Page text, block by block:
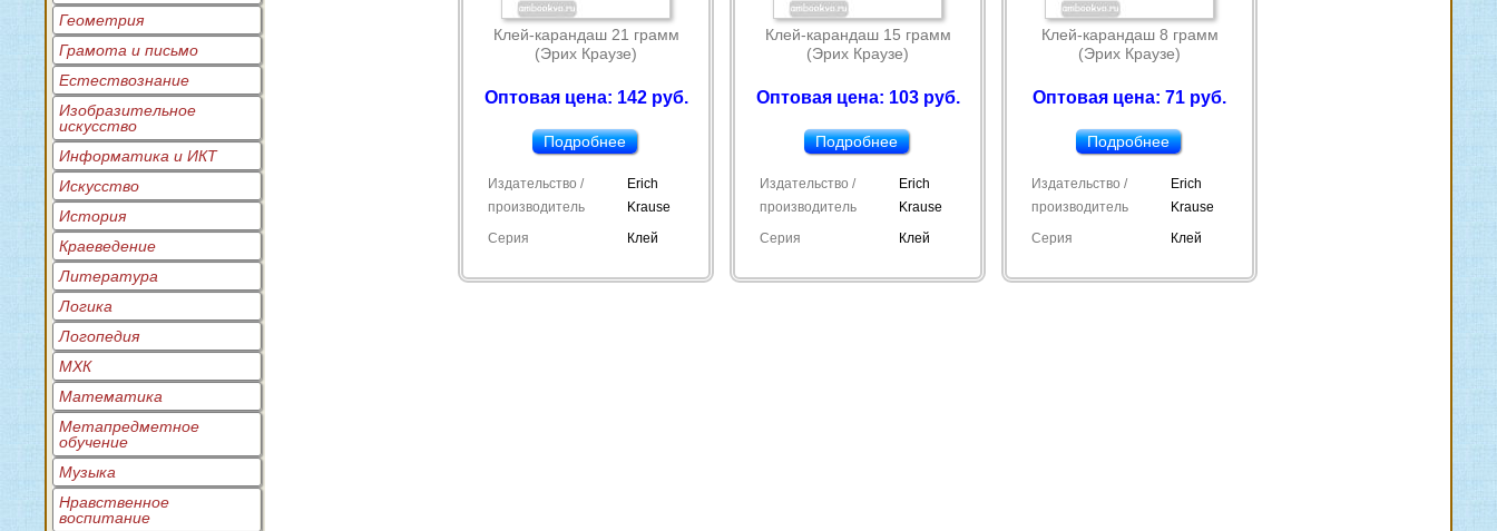
Геометрия
Грамота и письмо
Естествознание
Изобразительное
искусство
Информатика и ИКТ
Искусство
История
Краеведение
Литература
Логика
Логопедия
МХК
Математика
Метапредметное
обучение
Музыка
Нравственное
воспитание
Клей-карандаш 21 грамм
(Эрих Краузе)
Оптовая цена: 142 руб.
Подробнее
Издательство /
производитель
Erich
Krause
Серия
Клей
Клей-карандаш 15 грамм
(Эрих Краузе)
Оптовая цена: 103 руб.
Подробнее
Издательство /
производитель
Erich
Krause
Серия
Клей
Клей-карандаш 8 грамм
(Эрих Краузе)
Оптовая цена: 71 руб.
Подробнее
Издательство /
производитель
Erich
Krause
Серия
Клей